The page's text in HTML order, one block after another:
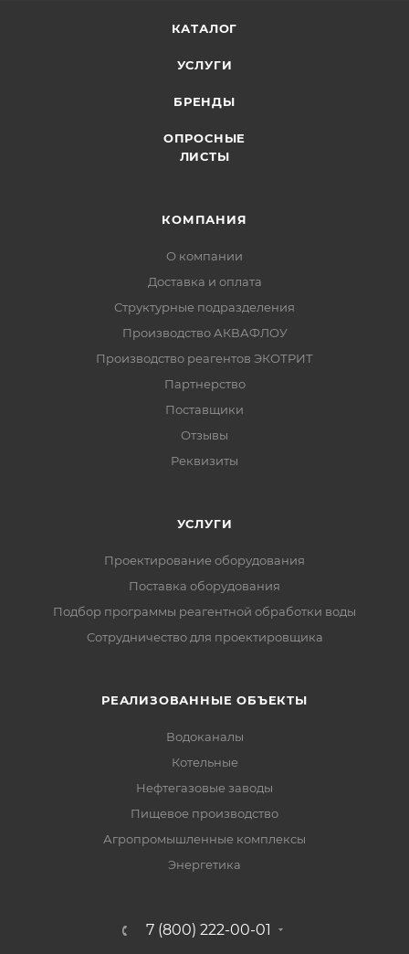
КАТАЛОГ
УСЛУГИ
БРЕНДЫ
ОПРОСНЫЕ
ЛИСТЫ
КОМПАНИЯ
О компании
Доставка и оплата
Структурные подразделения
Производство АКВАФЛОУ
Производство реагентов ЭКОТРИТ
Партнерство
Поставщики
Отзывы
Реквизиты
УСЛУГИ
Проектирование оборудования
Поставка оборудования
Подбор программы реагентной обработки воды
Сотрудничество для проектировщика
РЕАЛИЗОВАННЫЕ ОБЪЕКТЫ
Водоканалы
Котельные
Нефтегазовые заводы
Пищевое производство
Агропромышленные комплексы
Энергетика
7 (800) 222-00-01